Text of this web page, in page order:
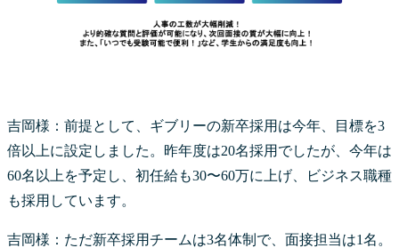
吉岡様：前提として、ギブリーの新卒採用は今年、目標を3
倍以上に設定しました。昨年度は20名採用でしたが、今年は
60名以上を予定し、初任給も30〜60万に上げ、ビジネス職種
も採用しています。
吉岡様：ただ新卒採用チームは3名体制で、面接担当は1名。